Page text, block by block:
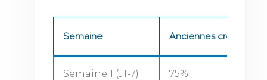
Semaine Anciennes croquettes
Semaine 1 (J1-7) 75%